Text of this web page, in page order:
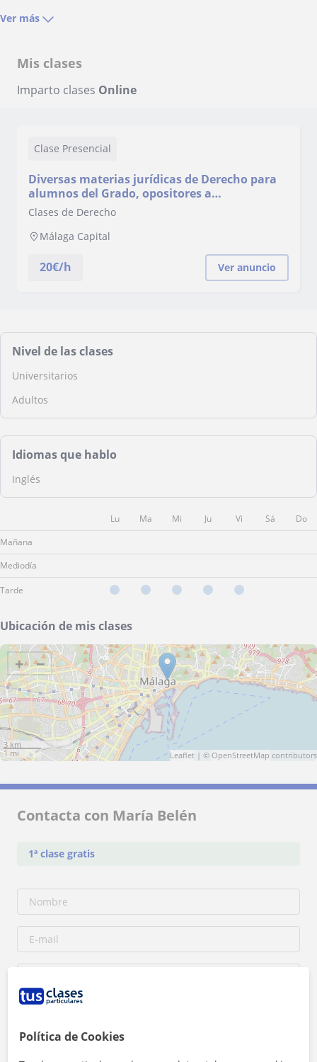
Ver más
Mis clases
Imparto clases Online
Clase Presencial
Diversas materias jurídicas de Derecho para
alumnos del Grado, opositores a
administraciones públicas y otros interesados
Clases de Derecho
Málaga Capital
20€/h Ver anuncio
Nivel de las clases
Universitarios
Adultos
Idiomas que hablo
Inglés
Lu Ma Mi Ju Vi Sá
Do
Mañana
Mediodía
Tarde
Ubicación de mis clases
+ −
3 km
1 mi
Leaflet | © OpenStreetMap contributors
Contacta con María Belén
1ª clase gratis
Política de Cookies